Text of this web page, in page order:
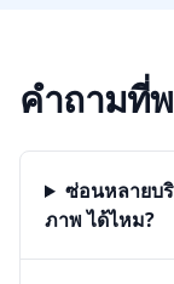
คำถามที่
ซ่อนหลายบ
ภาพ ได้ไหม?